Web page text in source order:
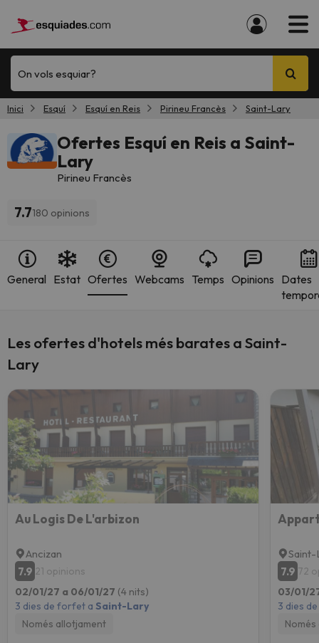
On vols esquiar?
Inici Esquí Esquí en Reis Pirineu Francès Saint-Lary
Ofertes Esquí en Reis a Saint-
Lary
Pirineu Francès
7.7180 opinions
General Estat Ofertes Webcams Temps Opinions Dates
Les ofertes d'hotels més barates a Saint-
Lary
Au Logis De L'arbizon
Ancizan
7.9 21 opinions
02/01/27 a 06/01/27 (4 nits)
3 dies de forfet a Saint-Lary
Només allotjament
7.9 72
03/01/
3 dies